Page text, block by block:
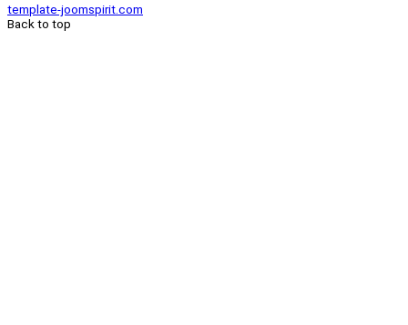
template-joomspirit.com
Back to top